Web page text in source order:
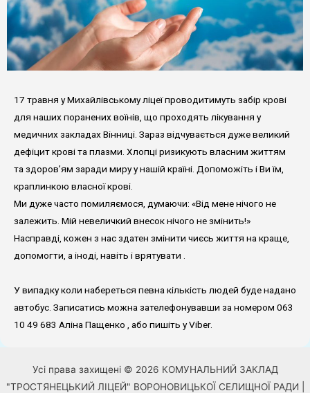
17 травня у Михайлівському ліцеї проводитимуть забір крові
для наших поранених воїнів, що проходять лікування у
медичних закладах Вінниці. Зараз відчувається дуже великий
дефіцит крові та плазми. Хлопці ризикують власним життям
та здоров’ям заради миру у нашій країні. Допоможіть і Ви їм,
краплинкою власної крові.
Ми дуже часто помиляємося, думаючи: «Від мене нічого не
залежить. Мій невеличкий внесок нічого не змінить!»
Насправді, кожен з нас здатен змінити чиєсь життя на краще,
допомогти, а іноді, навіть і врятувати .
У випадку коли набереться певна кількість людей буде надано
автобус. Записатись можна зателефонувавши за номером 063
10 49 683 Аліна Пащенко , або пишіть у Viber.
Усі права захищені © 2026 КОМУНАЛЬНИЙ ЗАКЛАД
"ТРОСТЯНЕЦЬКИЙ ЛІЦЕЙ" ВОРОНОВИЦЬКОЇ СЕЛИЩНОЇ РАДИ |